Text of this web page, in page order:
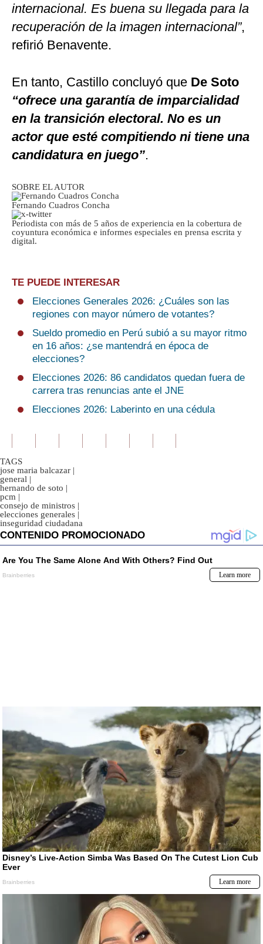
internacional. Es buena su llegada para la
recuperación de la imagen internacional”,
refirió Benavente.
En tanto, Castillo concluyó que De Soto
“ofrece una garantía de imparcialidad
en la transición electoral. No es un
actor que esté compitiendo ni tiene una
candidatura en juego”.
SOBRE EL AUTOR
Fernando Cuadros Concha
Periodista con más de 5 años de experiencia en la cobertura de
coyuntura económica e informes especiales en prensa escrita y
digital.
TE PUEDE INTERESAR
Elecciones Generales 2026: ¿Cuáles son las
regiones con mayor número de votantes?
Sueldo promedio en Perú subió a su mayor ritmo
en 16 años: ¿se mantendrá en época de
elecciones?
Elecciones 2026: 86 candidatos quedan fuera de
carrera tras renuncias ante el JNE
Elecciones 2026: Laberinto en una cédula
TAGS
jose maria balcazar |
general |
hernando de soto |
pcm |
consejo de ministros |
elecciones generales |
inseguridad ciudadana